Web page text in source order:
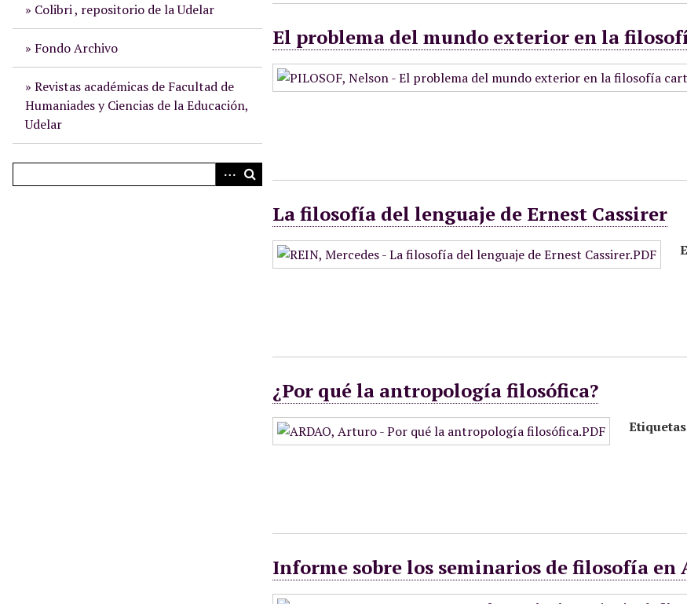
Colibri , repositorio de la Udelar
Fondo Archivo
Revistas académicas de Facultad de
Humaniades y Ciencias de la Educación,
Udelar
El problema del mundo exterior en la
La filosofía del lenguaje de Ernest Cassirer
¿Por qué la antropología filosófica?
Informe sobre los seminarios de filosofía en